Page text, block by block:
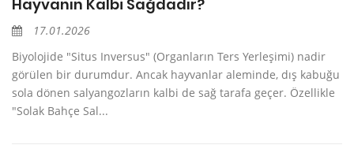
Hayvanın Kalbi Sağdadır?
17.01.2026
Biyolojide "Situs Inversus" (Organların Ters Yerleşimi) nadir
görülen bir durumdur. Ancak hayvanlar aleminde, dış kabuğu
sola dönen salyangozların kalbi de sağ tarafa geçer. Özellikle
"Solak Bahçe Sal...